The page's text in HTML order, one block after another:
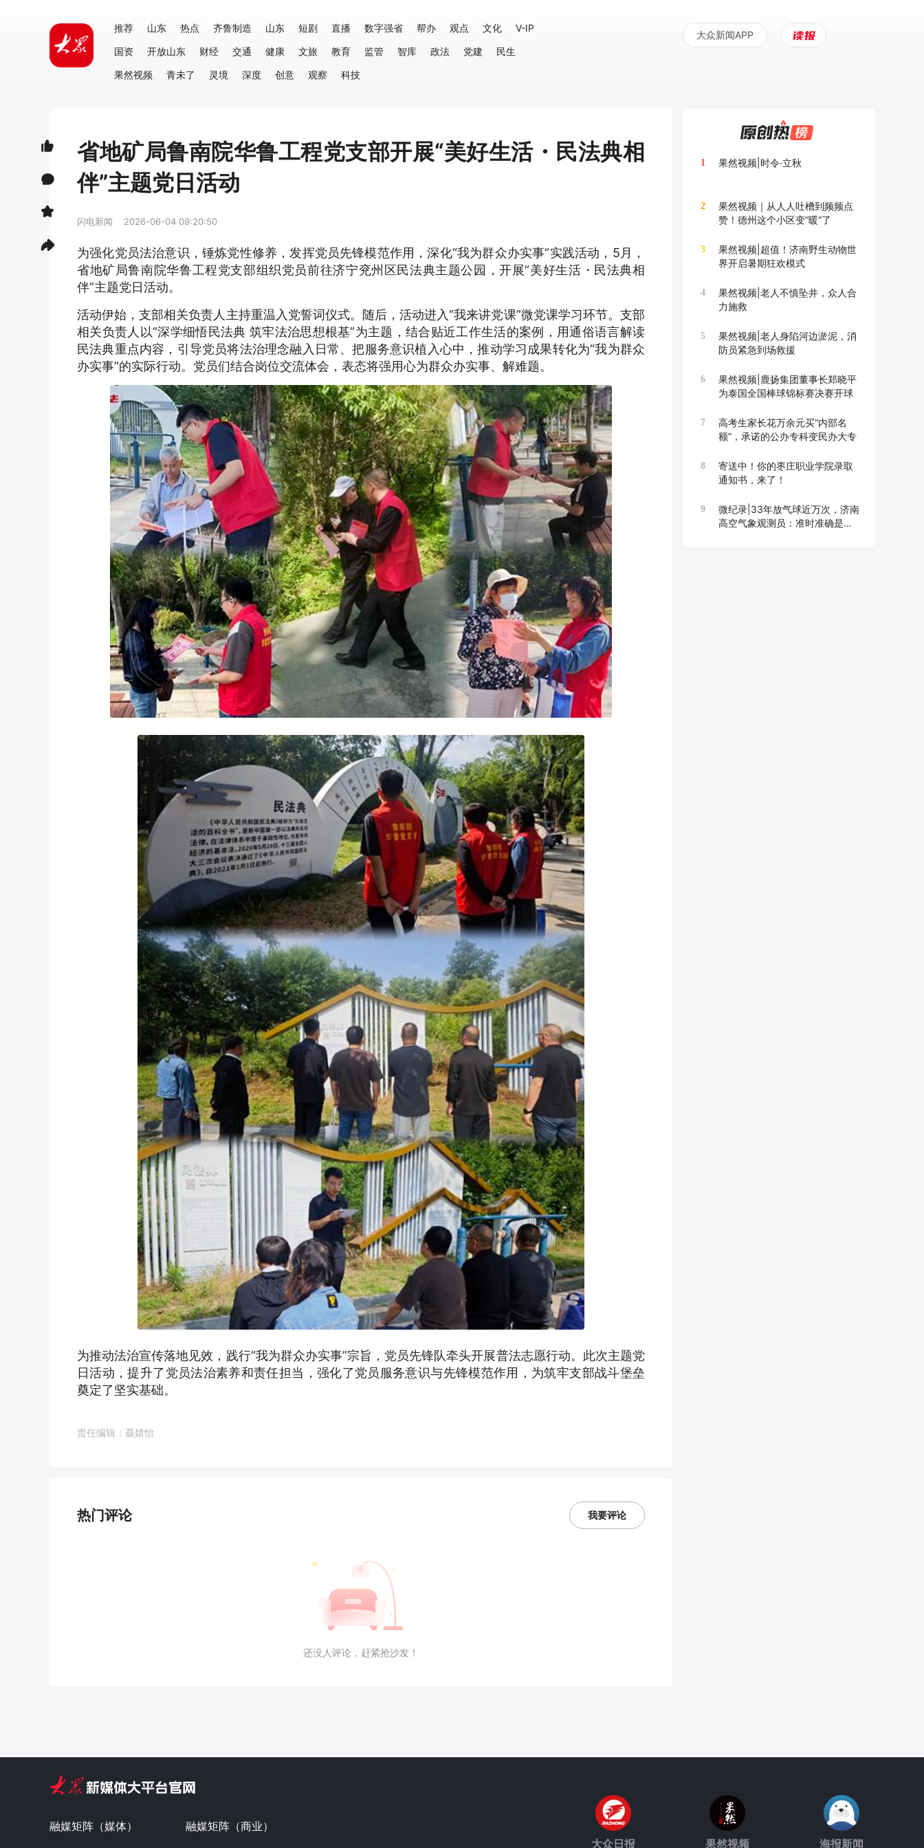
推荐 山东 热点 齐鲁制造 山东 短剧 直播 数字强省 帮办 观点 文化
V-IP
国资
开放山东 财经 交通 健康 文旅 教育 监管 智库 政法 党建
民生
果然视频
青未了 灵境 深度 创意 观察 科技
大众新闻APP
省地矿局鲁南院华鲁工程党支部开展“美好生活・民法典相
伴”主题党日活动
闪电新闻 2026-06-04 09:20:50
为强化党员法治意识，锤炼党性修养，发挥党员先锋模范作用，深化“我为群众办实事”实践活动，5月，
省地矿局鲁南院华鲁工程党支部组织党员前往济宁兖州区民法典主题公园，开展“美好生活・民法典相
伴”主题党日活动。
活动伊始，支部相关负责人主持重温入党誓词仪式。随后，活动进入“我来讲党课”微党课学习环节。支部
相关负责人以“深学细悟民法典 筑牢法治思想根基”为主题，结合贴近工作生活的案例，用通俗语言解读
民法典重点内容，引导党员将法治理念融入日常、把服务意识植入心中，推动学习成果转化为“我为群众
办实事”的实际行动。党员们结合岗位交流体会，表态将强用心为群众办实事、解难题。
为推动法治宣传落地见效，践行“我为群众办实事”宗旨，党员先锋队牵头开展普法志愿行动。此次主题党
日活动，提升了党员法治素养和责任担当，强化了党员服务意识与先锋模范作用，为筑牢支部战斗堡垒
奠定了坚实基础。
责任编辑：聂婧怡
热门评论 我要评论
还没人评论，赶紧抢沙发！
1 果然视频|时令·立秋
2
果然视频｜从人人吐槽到频频点
赞！德州这个小区变“暖”了
3
果然视频|超值！济南野生动物世
界开启暑期狂欢模式
4
果然视频|老人不慎坠井，众人合
力施救
5
果然视频|老人身陷河边淤泥，消
防员紧急到场救援
6
果然视频|鹿扬集团董事长郑晓平
为泰国全国棒球锦标赛决赛开球
7
高考生家长花万余元买“内部名
额”，承诺的公办专科变民办大专
8
寄送中！你的枣庄职业学院录取
通知书，来了！
9
微纪录|33年放气球近万次，济南
高空气象观测员：准时准确是底
融媒矩阵（媒体）
融媒矩阵（商业）
大众日报
果然视频 海报新闻